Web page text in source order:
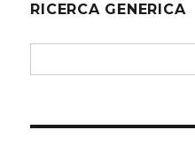
RICERCA GENERICA
Search